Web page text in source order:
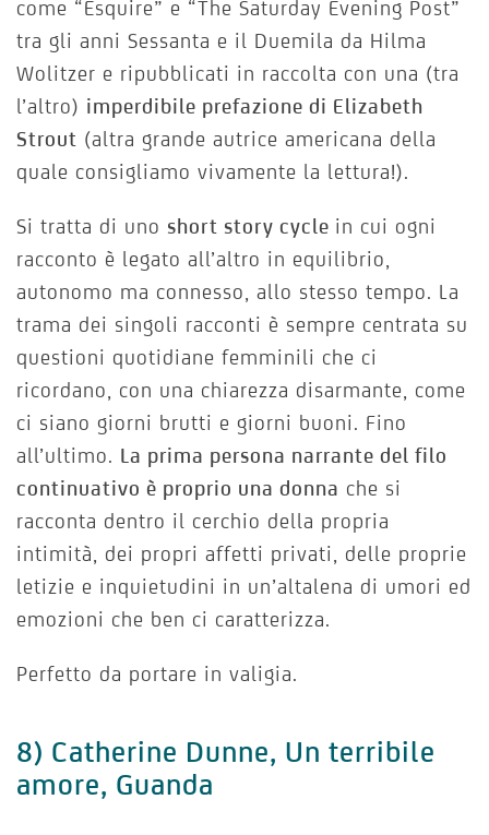
come “Esquire” e “The Saturday Evening Post”
tra gli anni Sessanta e il Duemila da Hilma
Wolitzer e ripubblicati in raccolta con una (tra
l’altro) imperdibile prefazione di Elizabeth
Strout (altra grande autrice americana della
quale consigliamo vivamente la lettura!).
Si tratta di uno short story cycle in cui ogni
racconto è legato all’altro in equilibrio,
autonomo ma connesso, allo stesso tempo. La
trama dei singoli racconti è sempre centrata su
questioni quotidiane femminili che ci
ricordano, con una chiarezza disarmante, come
ci siano giorni brutti e giorni buoni. Fino
all’ultimo. La prima persona narrante del filo
continuativo è proprio una donna che si
racconta dentro il cerchio della propria
intimità, dei propri affetti privati, delle proprie
letizie e inquietudini in un’altalena di umori ed
emozioni che ben ci caratterizza.
Perfetto da portare in valigia.
8) Catherine Dunne, Un terribile
amore, Guanda